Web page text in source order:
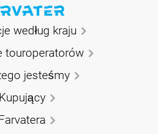
według kraju
touroperatorów
jesteśmy
Kupujący